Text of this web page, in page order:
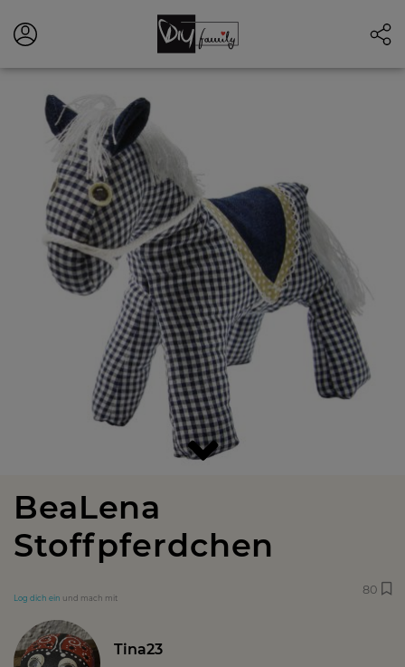
BeaLena
Stoffpferdchen
Log dich ein und mach mit
80
Tina23